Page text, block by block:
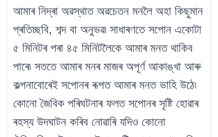
আমাৰ নিদ্ৰা অৱস্থাত অৱচেতন মনলৈ অহা কিছুমান
প্ৰতিচ্ছবি, শব্দ বা অনুভৱ৷ সাধাৰণতে সপোন একোটা
৫ মিনিটৰ পৰা ৪৫ মিনিটলৈকে আমাৰ মনত থাকিব
পাৰে৷ সততে আমাৰ মনৰ মাজৰ অপূৰ্ণ আকাঙ্খা আৰু
কল্পনাবোৰেই সপোনৰ ৰূপত আমাৰ মনত ভাহি উঠে৷
কোনো জৈবিক পৰিঘটনাৰ ফলত সপোনৰ সৃষ্টি হোৱাৰ
ৰহস্য উদঘাটন কৰিব নোৱাৰি যদিও কোনো